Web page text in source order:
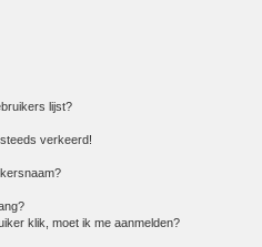
lijst?
verkeerd!
klik, moet ik me aanmelden?